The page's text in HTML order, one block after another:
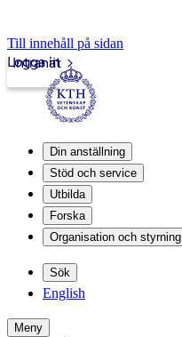
Till innehåll på sidan
Intranät
Logga in
Din anställning
Stöd och service
Utbilda
Forska
Organisation och styrning
Sök
English
Meny